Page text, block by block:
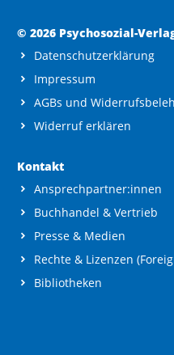
© 2026 Psychosozial-
Datenschutzerklärung
Impressum
AGBs und
Widerruf erklären
Kontakt
Ansprechpartner:innen
Buchhandel & Vertrieb
Presse & Medien
Rechte & Lizenzen
Bibliotheken